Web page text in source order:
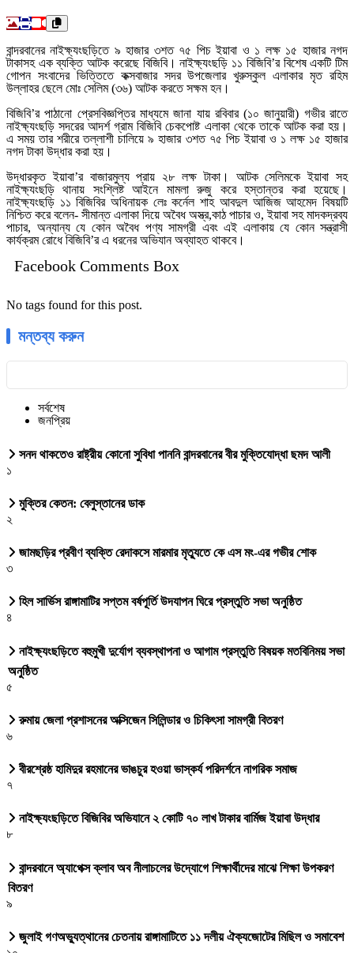
বান্দরবানের নাইক্ষ্যংছড়িতে ৯ হাজার ৩শত ৭৫ পিচ ইয়াবা ও ১ লক্ষ ১৫ হাজার নগদ
টাকাসহ এক ব্যক্তি আটক করেছে বিজিবি। নাইক্ষ্যংছড়ি ১১ বিজিবি’র বিশেষ একটি টিম
গোপন সংবাদের ভিত্তিতে কক্সবাজার সদর উপজেলার খুরুস্কুল এলাকার মৃত রহিম
উল্লাহর ছেলে মোঃ সেলিম (৩৬) আটক করতে সক্ষম হন।
বিজিবি’র পাঠানো প্রেসবিজ্ঞপ্তির মাধ্যমে জানা যায় রবিবার (১০ জানুয়ারী) গভীর রাতে
নাইক্ষ্যংছড়ি সদরের আদর্শ গ্রাম বিজিবি চেকপোষ্ট এলাকা থেকে তাকে আটক করা হয়।
এ সময় তার শরীরে তল্লাশী চালিয়ে ৯ হাজার ৩শত ৭৫ পিচ ইয়াবা ও ১ লক্ষ ১৫ হাজার
নগদ টাকা উদ্ধার করা হয়।
উদ্ধারকৃত ইয়াবা’র বাজারমুল্য প্রায় ২৮ লক্ষ টাকা। আটক সেলিমকে ইয়াবা সহ
নাইক্ষ্যংছড়ি থানায় সংশ্লিষ্ট আইনে মামলা রুজু করে হস্তান্তর করা হয়েছে।
নাইক্ষ্যংছড়ি ১১ বিজিবির অধিনায়ক লেঃ কর্নেল শাহ আবদুল আজিজ আহমেদ বিষয়টি
নিশ্চিত করে বলেন- সীমান্ত এলাকা দিয়ে অবৈধ অস্ত্র,কাঠ পাচার ও, ইয়াবা সহ মাদকদ্রব্য
পাচার, অন্যান্য যে কোন অবৈধ পণ্য সামগ্রী এবং এই এলাকায় যে কোন সন্ত্রাসী
কার্যক্রম রোধে বিজিবি’র এ ধরনের অভিযান অব্যাহত থাকবে।
Facebook Comments Box
No tags found for this post.
মন্তব্য করুন
সর্বশেষ
জনপ্রিয়
সনদ থাকতেও রাষ্ট্রীয় কোনো সুবিধা পাননি বান্দরবানের বীর মুক্তিযোদ্ধা ছমদ আলী
১
মুক্তির কেতন: বেলুস্তানের ডাক
২
জামছড়ির প্রবীণ ব্যক্তি রেদাকসে মারমার মৃত্যুতে কে এস মং-এর গভীর শোক
৩
হিল সার্ভিস রাঙ্গামাটির সপ্তম বর্ষপূর্তি উদযাপন ঘিরে প্রস্তুতি সভা অনুষ্ঠিত
৪
নাইক্ষ্যংছড়িতে বহুমুখী দুর্যোগ ব্যবস্থাপনা ও আগাম প্রস্তুতি বিষয়ক মতবিনিময় সভা
অনুষ্ঠিত
৫
রুমায় জেলা প্রশাসনের অক্সিজেন সিলিন্ডার ও চিকিৎসা সামগ্রী বিতরণ
৬
বীরশ্রেষ্ঠ হামিদুর রহমানের ভাঙচুর হওয়া ভাস্কর্য পরিদর্শনে নাগরিক সমাজ
৭
নাইক্ষ্যংছড়িতে বিজিবির অভিযানে ২ কোটি ৭০ লাখ টাকার বার্মিজ ইয়াবা উদ্ধার
৮
বান্দরবানে অ্যাপেক্স ক্লাব অব নীলাচলের উদ্যোগে শিক্ষার্থীদের মাঝে শিক্ষা উপকরণ
বিতরণ
৯
জুলাই গণঅভ্যুত্থানের চেতনায় রাঙ্গামাটিতে ১১ দলীয় ঐক্যজোটের মিছিল ও সমাবেশ